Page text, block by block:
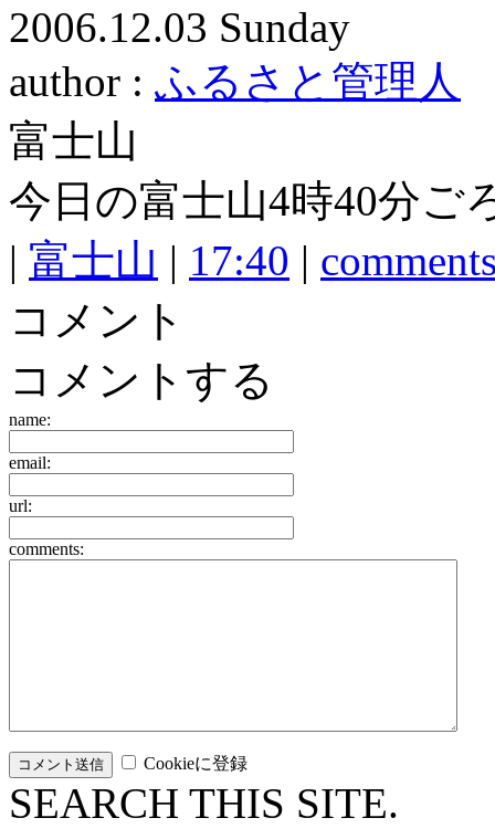
2006.12.03 Sunday
author : ふるさと管理人
富士山
今日の富士山4時40分ご
| 富士山 | 17:40 |
コメント
コメントする
name:
email:
url:
comments:
Cookieに登録
SEARCH THIS SITE.